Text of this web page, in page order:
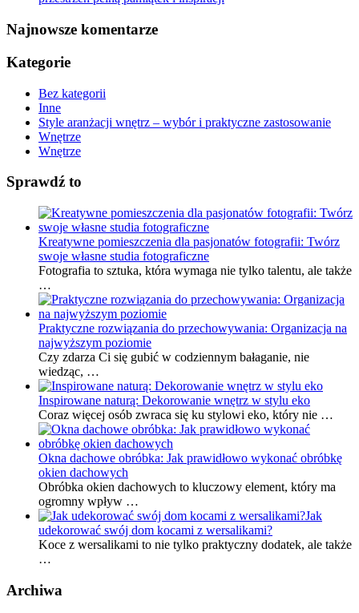
Najnowsze komentarze
Kategorie
Bez kategorii
Inne
Style aranżacji wnętrz – wybór i praktyczne zastosowanie
Wnętrze
Wnętrze
Sprawdź to
Kreatywne pomieszczenia dla pasjonatów fotografii: Twórz
swoje własne studia fotograficzne
Fotografia to sztuka, która wymaga nie tylko talentu, ale także
…
Praktyczne rozwiązania do przechowywania: Organizacja na
najwyższym poziomie
Czy zdarza Ci się gubić w codziennym bałaganie, nie
wiedząc, …
Inspirowane naturą: Dekorowanie wnętrz w stylu eko
Coraz więcej osób zwraca się ku stylowi eko, który nie …
Okna dachowe obróbka: Jak prawidłowo wykonać obróbkę
okien dachowych
Obróbka okien dachowych to kluczowy element, który ma
ogromny wpływ …
Jak
udekorować swój dom kocami z wersalikami?
Koce z wersalikami to nie tylko praktyczny dodatek, ale także
…
Archiwa